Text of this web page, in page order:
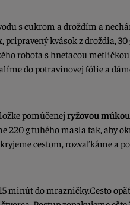
s cukrom a droždím a
, pripravený kvások z droždia,
robota s hnetacou
do potravinovej fólie a
pomúčenejryžovou múkou
220 g tuhého masla tak, aby
cestom, rozvaľkáme a
minút do mrazničky.Cesto